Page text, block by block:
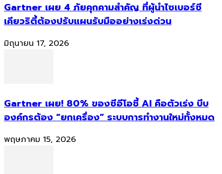
Gartner เผย 4 ภัยคุกคามสำคัญ ที่ผู้นำไซเบอร์ซี
เคียวริตี้ต้องปรับแผนรับมืออย่างเร่งด่วน
มิถุนายน 17, 2026
Gartner เผย! 80% ของซีอีโอชี้ AI คือตัวเร่ง บีบ
องค์กรต้อง “ยกเครื่อง” ระบบการทำงานใหม่ทั้งหมด
พฤษภาคม 15, 2026